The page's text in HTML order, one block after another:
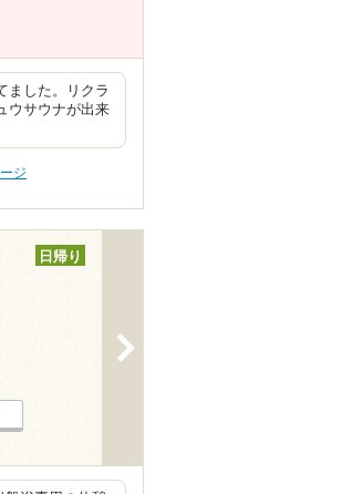
ました。リクラ
ウサウナが出来
ジ
日帰り